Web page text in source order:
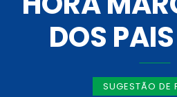
DOS
SUGESTÃO DE